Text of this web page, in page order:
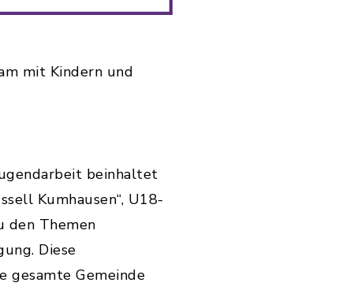
mit Kindern und
beinhaltet
Kumhausen“, U18-
den Themen
Diese
gesamte Gemeinde